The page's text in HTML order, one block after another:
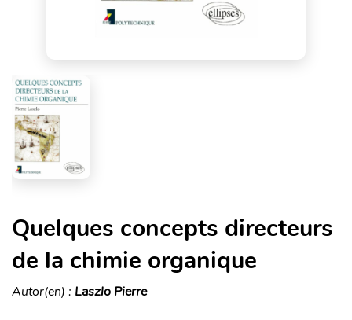
Quelques concepts directeurs
de la chimie organique
Autor(en) : Laszlo Pierre